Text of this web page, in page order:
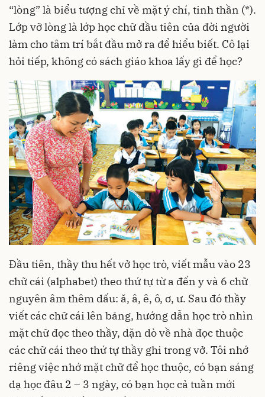
“lòng” là biểu tượng chỉ về mặt ý chí, tinh thần (*).
Lớp vỡ lòng là lớp học chữ đầu tiên của đời người
làm cho tâm trí bắt đầu mở ra để hiểu biết. Cô lại
hỏi tiếp, không có sách giáo khoa lấy gì để học?
Đầu tiên, thầy thu hết vở học trò, viết mẫu vào 23
chữ cái (alphabet) theo thứ tự từ a đến y và 6 chữ
nguyên âm thêm dấu: ă, â, ê, ô, ơ, ư. Sau đó thầy
viết các chữ cái lên bảng, hướng dẫn học trò nhìn
mặt chữ đọc theo thầy, dặn dò về nhà đọc thuộc
các chữ cái theo thứ tự thầy ghi trong vở. Tôi nhớ
riêng việc nhớ mặt chữ để học thuộc, có bạn sáng
dạ học đâu 2 – 3 ngày, có bạn học cả tuần mới